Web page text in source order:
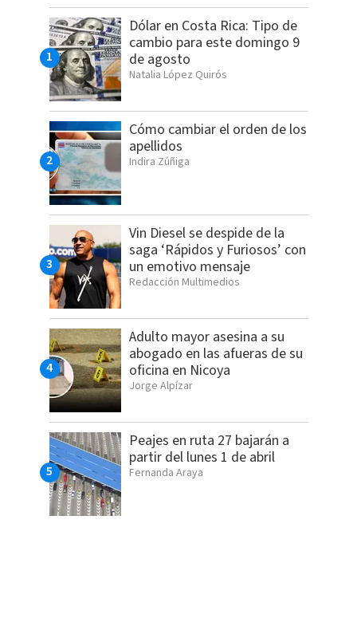
Dólar en Costa Rica: Tipo de
cambio para este domingo 9
de agosto
Natalia López Quirós
Cómo cambiar el orden de los
apellidos
Indira Zúñiga
Vin Diesel se despide de la
saga ‘Rápidos y Furiosos’ con
un emotivo mensaje
Redacción Multimedios
Adulto mayor asesina a su
abogado en las afueras de su
oficina en Nicoya
Jorge Alpízar
Peajes en ruta 27 bajarán a
partir del lunes 1 de abril
Fernanda Araya